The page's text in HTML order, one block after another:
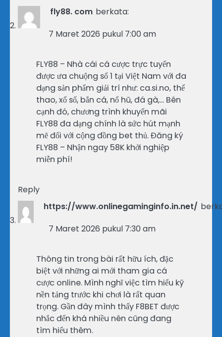
fly88. com berkata:
7 Maret 2026 pukul 7:00 am
FLY88 – Nhà cái cá cược trực tuyến
được ưa chuộng số 1 tại Việt Nam với đa
dạng sản phẩm giải trí như: ca.si.no, thể
thao, xổ số, bắn cá, nổ hũ, đá gà,… Bên
cạnh đó, chương trình khuyến mãi
FLY88 đa dạng chính là sức hút mạnh
mẽ đối với cộng đồng bet thủ. Đăng ký
FLY88 – Nhận ngay 58K khởi nghiệp
miễn phí!
Reply
https://www.onlinegaminginfo.in.net/
7 Maret 2026 pukul 7:30 am
Thông tin trong bài rất hữu ích, đặc
biệt với những ai mới tham gia cá
cược online. Mình nghĩ việc tìm hiểu kỹ
nền tảng trước khi chơi là rất quan
trọng. Gần đây mình thấy F8BET được
nhắc đến khá nhiều nên cũng đang
tìm hiểu thêm.